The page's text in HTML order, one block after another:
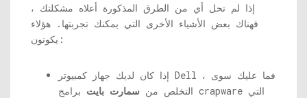
إذا لم تحل أي من الطرق المذكورة أعلاه مشكلتك ،
فهناك بعض الأشياء الأخرى التي يمكنك تجربتها. هؤلاء
يكونون:
إذا كان لديك جهاز كمبيوتر Dell ، فما عليك سوى
التخلص من سمارت بايت برامج crapware التي